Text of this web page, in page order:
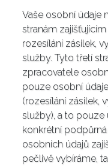
Vaše osobní údaje
stranám
rozesílání zásilek,
služby. Tyto třetí
zpracovatele
pouze osobní
(rozesílání zásilek,
služby), a to pouze
konkrétní
osobních údajů
pečlivě vybíráme,